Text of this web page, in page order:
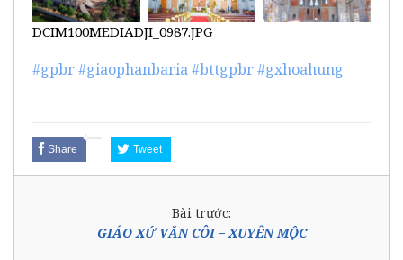
DCIM100MEDIADJI_0987.JPG
#gpbr#giaophanbaria#bttgpbr#gxhoahung
Share Tweet
Bài trước:
GIÁO XỨ VĂN CÔI – XUYÊN MỘC